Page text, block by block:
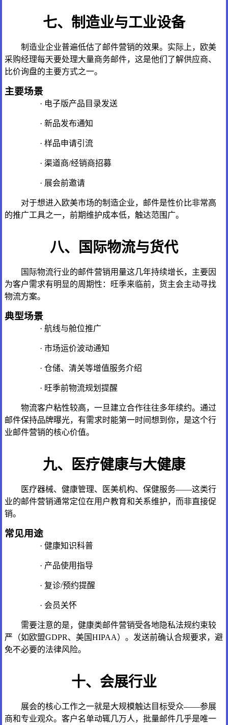
七、制造业与工业设备
制造业企业普遍低估了邮件营销的效果。实际上，欧美
采购经理每天要处理大量商务邮件，这是他们了解供应商、
比价询盘的主要方式之一。
主要场景
· 电子版产品目录发送
· 新品发布通知
· 样品申请引流
· 渠道商/经销商招募
· 展会前邀请
对于想进入欧美市场的制造企业，邮件是性价比非常高
的推广工具之一，前期维护成本低，触达范围广。
八、国际物流与货代
国际物流行业的邮件营销用量这几年持续增长，主要因
为客户需求有明显的周期性：旺季来临前，货主会主动寻找
物流方案。
典型场景
· 航线与舱位推广
· 市场运价波动通知
· 仓储、清关等增值服务介绍
· 旺季前物流规划提醒
物流客户粘性较高，一旦建立合作往往多年续约。通过
邮件保持品牌曝光，有需求时能第一时间想到你，是这个行
业邮件营销的核心价值。
九、医疗健康与大健康
医疗器械、健康管理、医美机构、保健服务——这类行
业的邮件营销通常定位在用户教育和关系维护，而非直接促
销。
常见用途
· 健康知识科普
· 产品使用指导
· 复诊/预约提醒
· 会员关怀
需要注意的是，健康类邮件营销受各地隐私法规约束较
严（如欧盟GDPR、美国HIPAA）。发送前确认合规要求，避
免不必要的法律风险。
十、会展行业
展会的核心工作之一就是大规模触达目标受众——参展
商和专业观众。客户名单动辄几万人，批量邮件几乎是唯一